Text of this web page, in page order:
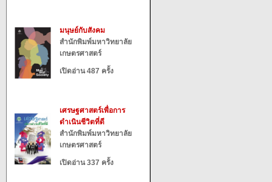
มนุษย์กับสังคม
สำนักพิมพ์มหาวิทยาลัย
เกษตรศาสตร์
เปิดอ่าน 487 ครั้ง
เศรษฐศาสตร์เพื่อการ
ดำเนินชีวิตที่ดี
สำนักพิมพ์มหาวิทยาลัย
เกษตรศาสตร์
เปิดอ่าน 337 ครั้ง